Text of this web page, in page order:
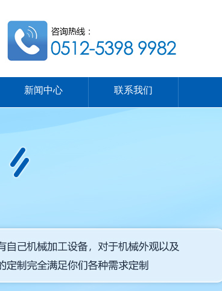
新闻中心 联系我们